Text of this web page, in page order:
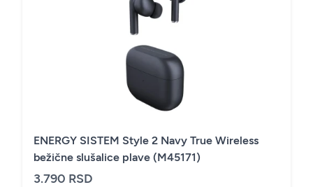
ENERGY SISTEM Style 2 Navy True Wireless
bežične slušalice plave (M45171)
3.790 RSD